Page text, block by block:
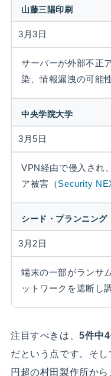
山藤三陽印刷
3月3日
サーバーが外部不正
染、情報漏洩の可能
中央学院大学
3月5日
VPN経由で侵入され
ア被害（Security
シード・プランニング
3月2日
端末の一部がランサ
ットワークを遮断し
注目すべきは、5件中
だという点です。そ
円超の村田製作所か